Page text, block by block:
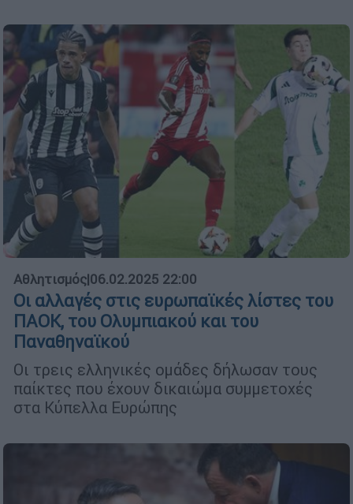
Αθλητισμός|06.02.2025 22:00
Οι αλλαγές στις ευρωπαϊκές λίστες του
ΠΑΟΚ, του Ολυμπιακού και του
Παναθηναϊκού
Οι τρεις ελληνικές ομάδες δήλωσαν τους
παίκτες που έχουν δικαιώμα συμμετοχές
στα Κύπελλα Ευρώπης